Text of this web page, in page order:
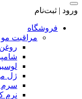
ورود | ثبت‌نام
فروشگاه
مراقبت مو
ژل
سرم
نرم